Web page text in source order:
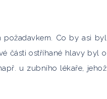
požadavkem. Co by asi byl
části ostříhané hlavy byl o
u zubního lékaře, jehož